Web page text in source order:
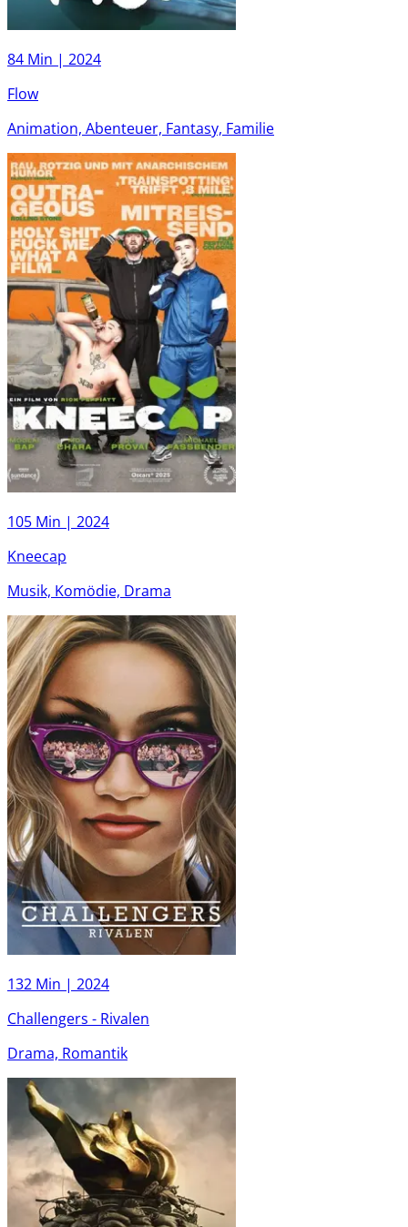
84 Min | 2024
Flow
Animation, Abenteuer, Fantasy, Familie
105 Min | 2024
Kneecap
Musik, Komödie, Drama
132 Min | 2024
Challengers - Rivalen
Drama, Romantik